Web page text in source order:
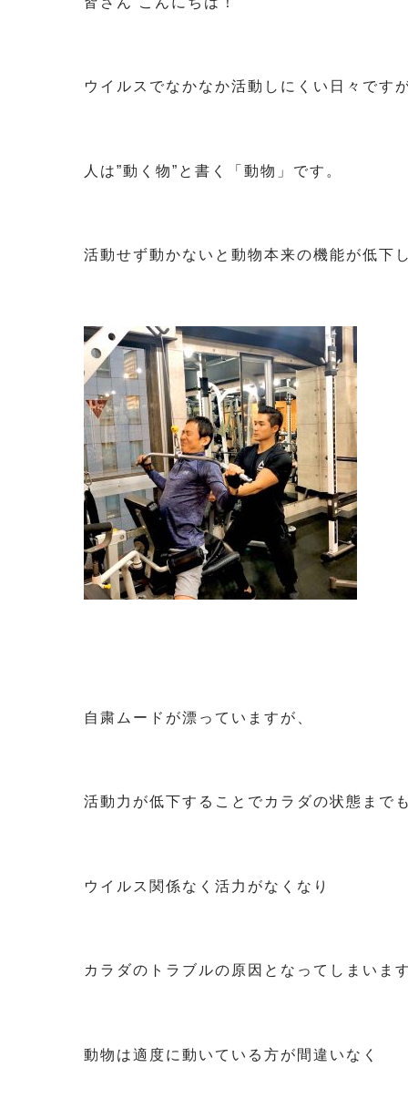
ウイルスでなかなか活動しにくい日々ですが
人は”動く物”と書く「動物」です。
活動せず動かないと動物本来の機能が低下
自粛ムードが漂っていますが、
活動力が低下することでカラダの状態まで
ウイルス関係なく活力がなくなり
カラダのトラブルの原因となってしまいます
動物は適度に動いている方が間違いなく